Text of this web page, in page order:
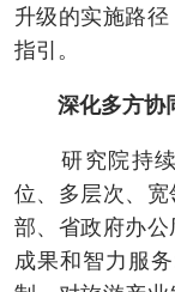
升级的实施路
指引。
深化多方协同
研究院持续
位、多层次、
部、省政府办
成果和智力服